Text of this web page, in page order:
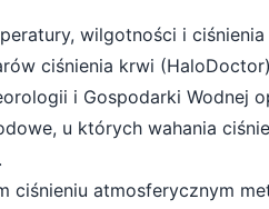
wilgotności i
ciśnienia krwi
i Gospodarki Wodnej
u których wahania
ciśnieniu atmosferycznym